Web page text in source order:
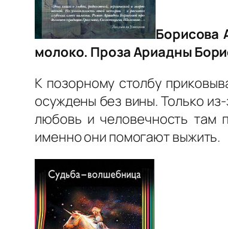
Борисова
молоко. Проза Ариадны
К позорному столбу
осуждены без вины. Только
любовь и человечность там
именно они помогают выжить.